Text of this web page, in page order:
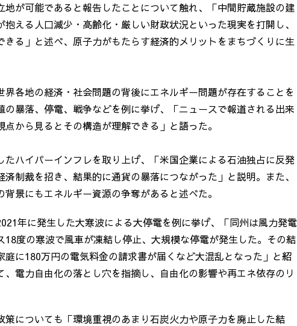
地が可能であると報告したことについて触れ、「中間貯蔵施設の建
える人口減少・高齢化・厳しい財政状況といった現実を打開し、
きる」と述べ、原子力がもたらす経済的メリットをまちづくりに生
各地の経済・社会問題の背後にエネルギー問題が存在することを
の暴落、停電、戦争などを例に挙げ、「ニュースで報道される出来
から見るとその構造が理解できる」と語った。
たハイパーインフレを取り上げ、「米国企業による石油独占に反発
制裁を招き、結果的に通貨の暴落につながった」と説明。また、
景にもエネルギー資源の争奪があると述べた。
年に発生した大寒波による大停電を例に挙げ、「同州は風力発電
18度の寒波で風車が凍結し停止、大規模な停電が発生した。その結
庭に180万円の電気料金の請求書が届くなど大混乱となった」と紹
、電力自由化の落とし穴を指摘し、自由化の影響や再エネ依存のリ
策についても「環境重視のあまり石炭火力や原子力を廃止した結